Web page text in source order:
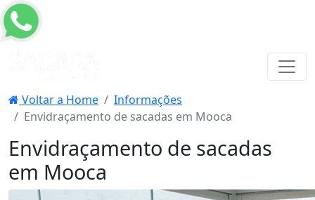
Voltar a Home
Informações
Envidraçamento de sacadas em Mooca
Envidraçamento de sacadas
em Mooca